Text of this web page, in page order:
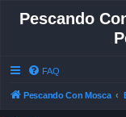
Pescando
FAQ
Pescando Con Mosca